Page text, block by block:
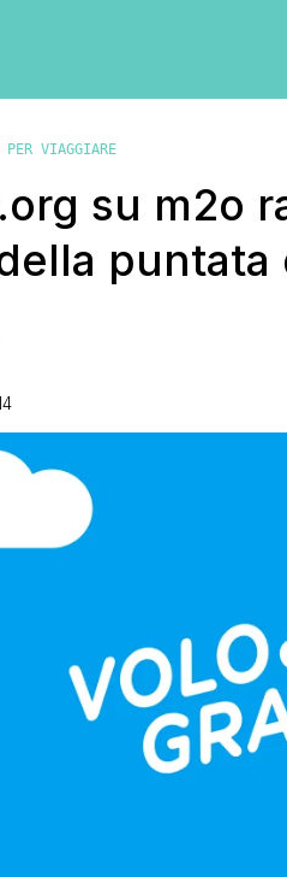
VIAGGIARE
su m2o
puntata